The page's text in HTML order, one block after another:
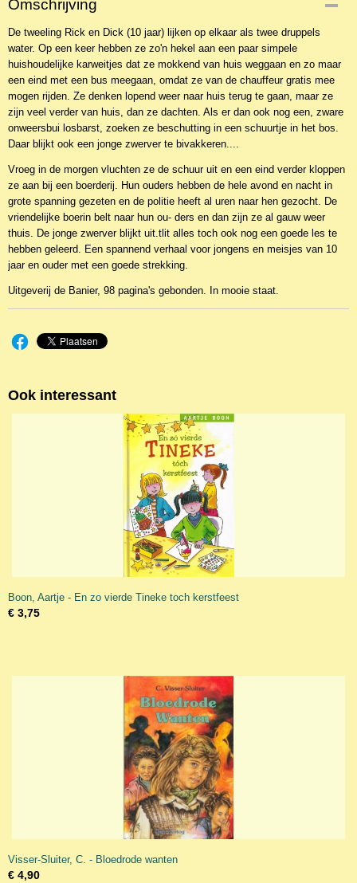
Omschrijving
De tweeling Rick en Dick (10 jaar) lijken op elkaar als twee druppels
water. Op een keer hebben ze zo'n hekel aan een paar simpele
huishoudelijke karweitjes dat ze mokkend van huis weggaan en zo maar
een eind met een bus meegaan, omdat ze van de chauffeur gratis mee
mogen rijden. Ze denken lopend weer naar huis terug te gaan, maar ze
zijn veel verder van huis, dan ze dachten. Als er dan ook nog een, zware
onweersbui losbarst, zoeken ze beschutting in een schuurtje in het bos.
Daar blijkt ook een jonge zwerver te bivakkeren....
Vroeg in de morgen vluchten ze de schuur uit en een eind verder kloppen
ze aan bij een boerderij. Hun ouders hebben de hele avond en nacht in
grote spanning gezeten en de politie heeft al uren naar hen gezocht. De
vriendelijke boerin belt naar hun ou- ders en dan zijn ze al gauw weer
thuis. De jonge zwerver blijkt uit.tlit alles toch ook nog een goede les te
hebben geleerd. Een spannend verhaal voor jongens en meisjes van 10
jaar en ouder met een goede strekking.
Uitgeverij de Banier, 98 pagina's gebonden. In mooie staat.
Ook interessant
Boon, Aartje - En zo vierde Tineke toch kerstfeest
€ 3,75
Visser-Sluiter, C. - Bloedrode wanten
€ 4,90